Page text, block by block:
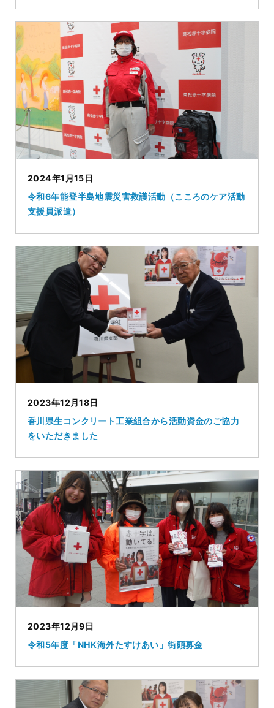
2024年1月15日
令和6年能登半島地震災害救護活動（こころのケア活動
支援員派遣）
2023年12月18日
香川県生コンクリート工業組合から活動資金のご協力
をいただきました
2023年12月9日
令和5年度「NHK海外たすけあい」街頭募金